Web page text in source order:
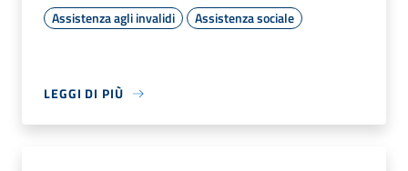
Assistenza agli invalidi Assistenza sociale
LEGGI DI PIÙ